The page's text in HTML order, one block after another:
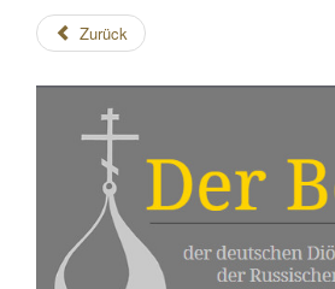
Zurück